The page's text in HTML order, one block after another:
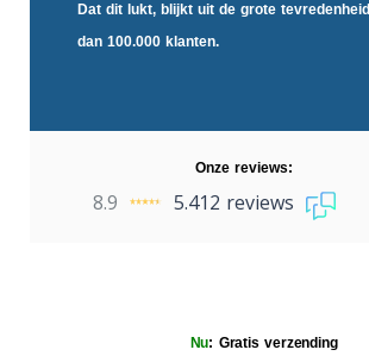
Dat dit lukt, blijkt uit de grote tevredenheid
dan 100.000 klanten.
Onze reviews:
8.9 5.412 reviews
Nu: Gratis verzending